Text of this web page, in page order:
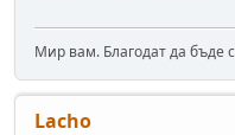
Мир вам. Благодат да бъде
Lacho